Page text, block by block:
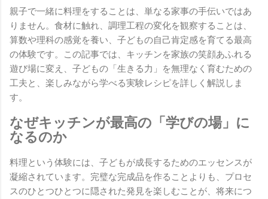
親子で一緒に料理をすることは、単なる家事の手伝いではあ
りません。食材に触れ、調理工程の変化を観察することは、
算数や理科の感覚を養い、子どもの自己肯定感を育てる最高
の体験です。この記事では、キッチンを家族の笑顔あふれる
遊び場に変え、子どもの「生きる力」を無理なく育むための
工夫と、楽しみながら学べる実験レシピを詳しく解説しま
す。
なぜキッチンが最高の「学びの場」に
なるのか
料理という体験には、子どもが成長するためのエッセンスが
凝縮されています。完璧な完成品を作ることよりも、プロセ
スのひとつひとつに隠された発見を楽しむことが、将来につ